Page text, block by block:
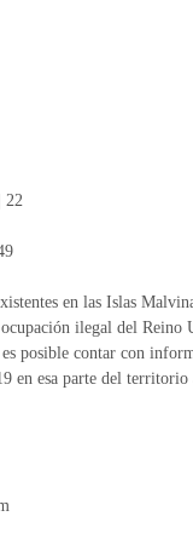
22
en las Islas
ilegal del Reino
posible contar con
en esa parte del territorio